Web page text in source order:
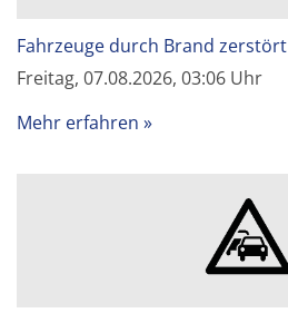
Fahrzeuge durch Brand zerstört
Freitag, 07.08.2026, 03:06 Uhr
Mehr erfahren